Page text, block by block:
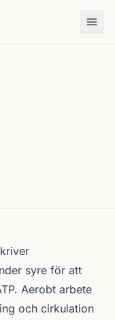
syre för att
Aerobt arbete
och cirkulation